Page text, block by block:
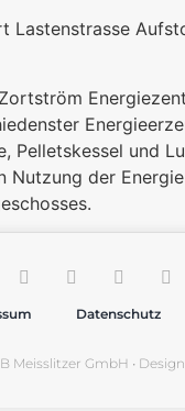
Lastenstrasse
Pelletskessel und
Nutzung der
Datenschutz
Meisslitzer GmbH •